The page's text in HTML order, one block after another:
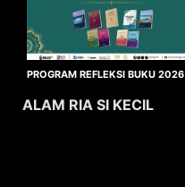
PROGRAM REFLEKSI BUKU 2026
ALAM RIA SI KECIL